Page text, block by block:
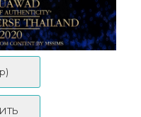
мисс MGT 2014-2015